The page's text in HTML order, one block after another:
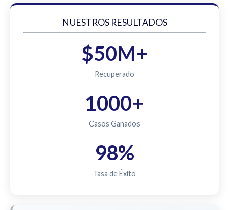
NUESTROS RESULTADOS
$50M+
Recuperado
1000+
Casos Ganados
98%
Tasa de Éxito